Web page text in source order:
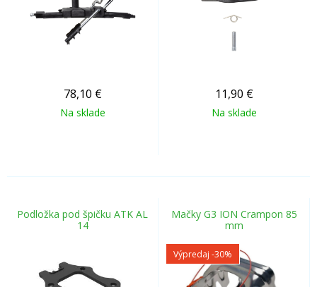
78,10 €
Na sklade
11,90 €
Na sklade
Podložka pod špičku ATK AL
14
Mačky G3 ION Crampon 85
mm
Výpredaj -30%